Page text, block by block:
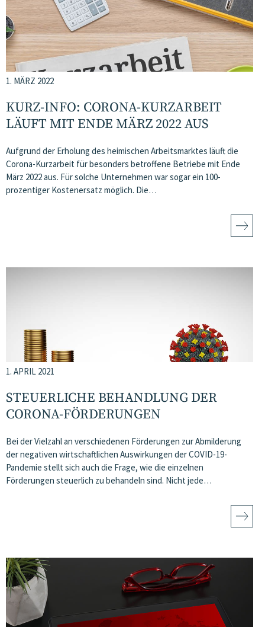
1. MÄRZ 2022
KURZ-INFO: CORONA-KURZARBEIT
LÄUFT MIT ENDE MÄRZ 2022 AUS
Aufgrund der Erholung des heimischen Arbeitsmarktes läuft die
Corona-Kurzarbeit für besonders betroffene Betriebe mit Ende
März 2022 aus. Für solche Unternehmen war sogar ein 100-
prozentiger Kostenersatz möglich. Die…
1. APRIL 2021
STEUERLICHE BEHANDLUNG DER
CORONA-FÖRDERUNGEN
Bei der Vielzahl an verschiedenen Förderungen zur Abmilderung
der negativen wirtschaftlichen Auswirkungen der COVID-19-
Pandemie stellt sich auch die Frage, wie die einzelnen
Förderungen steuerlich zu behandeln sind. Nicht jede…